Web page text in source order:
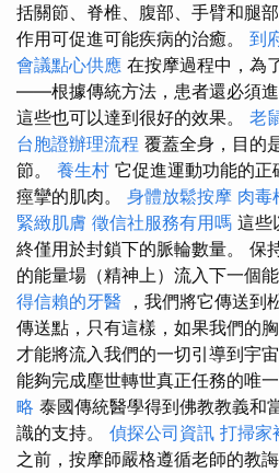
括關節、脊椎、腹部、手臂和腿
作用可促進可能疾病的治癒。 到
會議點心供應 在按摩過程中，為
——根據傳統方法，患者還必須
這些也可以達到很好的效果。 老
台胞證辦理流程 覆蓋全身，目的
節。 養生村 它促進運動功能的正
痙攣的肌肉。 身體放鬆按摩 肉毒
緊緻肌膚 徵信社服務有用嗎 這些
終僅用於封鎖下的脈輪數量。 保
的能量場（精神上）流入下一個
得信賴的牙醫 ，我們將它傳送到
傳送點，只有這樣，如果我們的
才能將流入我們的一切引導到宇宙
能夠完成塵世轉世真正任務的唯
略 泰國傳統醫學得到佛教教義和
識的支持。 偵探公司資訊 打掃家
之前，按摩師嚴格遵循老師的教